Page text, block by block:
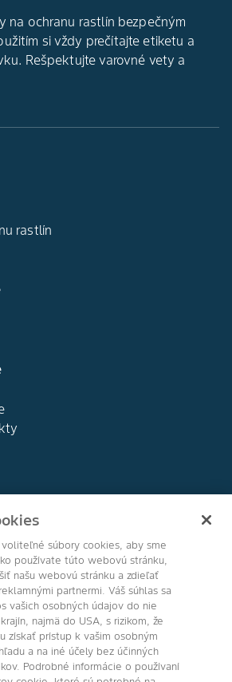
na ochranu rastlín bezpečným
si vždy prečítajte etiketu a
Rešpektujte varovné vety a
rastlín
súbory cookies, aby sme
používate túto webovú stránku,
našu webovú stránku a zdieľať
partnermi. Váš súhlas sa
vašich osobných údajov do nie
najmä do USA, s rizikom, že
získať prístup k vašim osobným
a na iné účely bez účinných
Podrobné informácie o používaní